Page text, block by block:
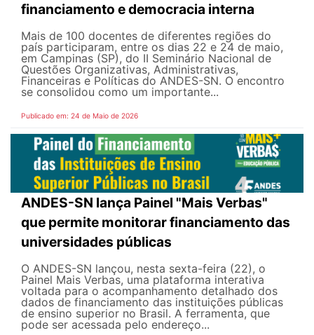
financiamento e democracia interna
Mais de 100 docentes de diferentes regiões do
país participaram, entre os dias 22 e 24 de maio,
em Campinas (SP), do II Seminário Nacional de
Questões Organizativas, Administrativas,
Financeiras e Políticas do ANDES-SN. O encontro
se consolidou como um importante...
Publicado em: 24 de Maio de 2026
ANDES-SN lança Painel "Mais Verbas"
que permite monitorar financiamento das
universidades públicas
O ANDES-SN lançou, nesta sexta-feira (22), o
Painel Mais Verbas, uma plataforma interativa
voltada para o acompanhamento detalhado dos
dados de financiamento das instituições públicas
de ensino superior no Brasil. A ferramenta, que
pode ser acessada pelo endereço...